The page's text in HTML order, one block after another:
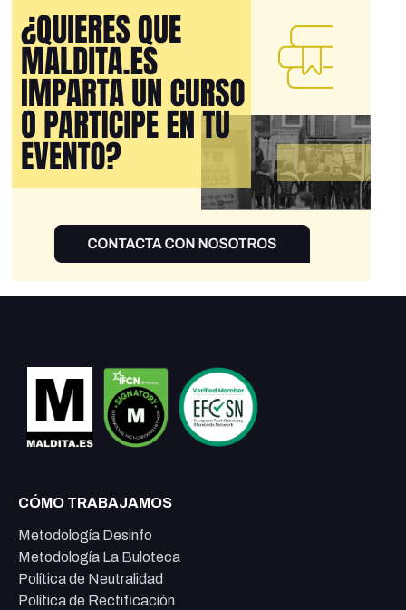
CÓMO TRABAJAMOS
Metodología Desinfo
Metodología La Buloteca
Política de Neutralidad
Política de Rectificación